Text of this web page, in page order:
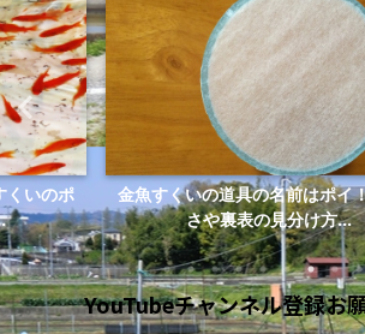
くいのポ
金魚すくいの道具の名前はポイ
さや裏表の見分け方...
YouTubeチャンネル登録お